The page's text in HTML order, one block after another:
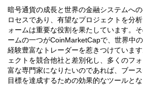
暗号通貨の成長と世界の金融システムへ
ロセスであり、有望なプロジェクトを分
ォームは重要な役割を果たしています。
ームの一つがCoinMarketCapで、世界中
経験豊富なトレーダーを惹きつけていま
ェクトを競合他社と差別化し、多くのフ
富な専門家になりたいのであれば、ブー
目標を達成するための効果的なツールとな